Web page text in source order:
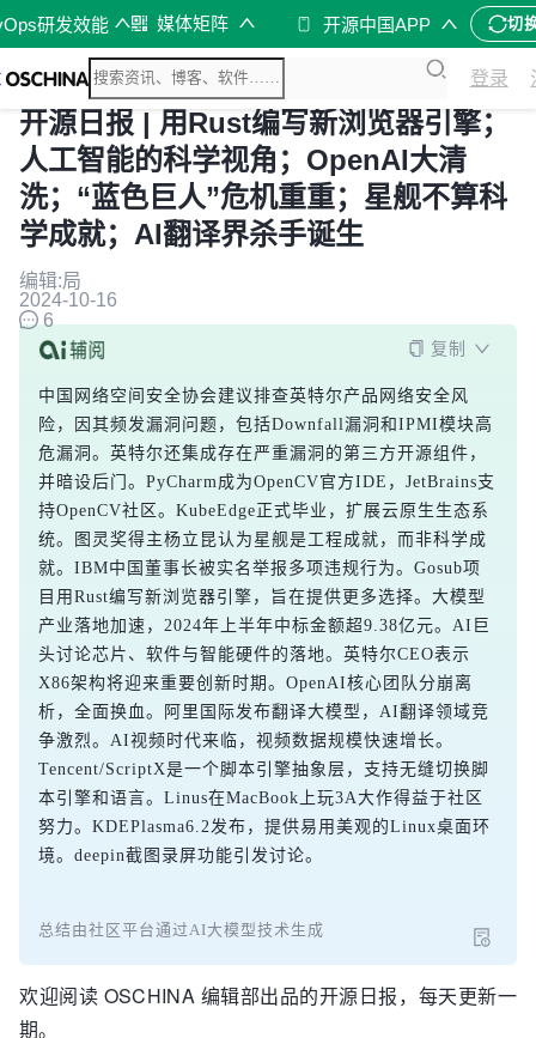
研发效能 媒体矩阵 开源中国APP 切
登录
开源日报 | 用Rust编写新浏览器引擎；
人工智能的科学视角；OpenAI大清
洗；“蓝色巨人”危机重重；星舰不算科
学成就；AI翻译界杀手诞生
编辑:局
2024-10-16
6
复制
中国网络空间安全协会建议排查英特尔产品网络安全风
险，因其频发漏洞问题，包括Downfall漏洞和IPMI模块高
危漏洞。英特尔还集成存在严重漏洞的第三方开源组件，
并暗设后门。PyCharm成为OpenCV官方IDE，JetBrains支
持OpenCV社区。KubeEdge正式毕业，扩展云原生生态系
统。图灵奖得主杨立昆认为星舰是工程成就，而非科学成
就。IBM中国董事长被实名举报多项违规行为。Gosub项
目用Rust编写新浏览器引擎，旨在提供更多选择。大模型
产业落地加速，2024年上半年中标金额超9.38亿元。AI巨
头讨论芯片、软件与智能硬件的落地。英特尔CEO表示
X86架构将迎来重要创新时期。OpenAI核心团队分崩离
析，全面换血。阿里国际发布翻译大模型，AI翻译领域竞
争激烈。AI视频时代来临，视频数据规模快速增长。
Tencent/ScriptX是一个脚本引擎抽象层，支持无缝切换脚
本引擎和语言。Linus在MacBook上玩3A大作得益于社区
努力。KDEPlasma6.2发布，提供易用美观的Linux桌面环
境。deepin截图录屏功能引发讨论。
总结由社区平台通过AI大模型技术生成
欢迎阅读 OSCHINA 编辑部出品的开源日报，每天更新一
期。